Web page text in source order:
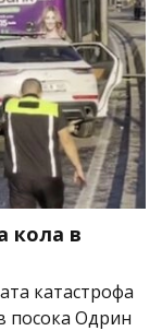
кола в
катастрофа
посока Одрин